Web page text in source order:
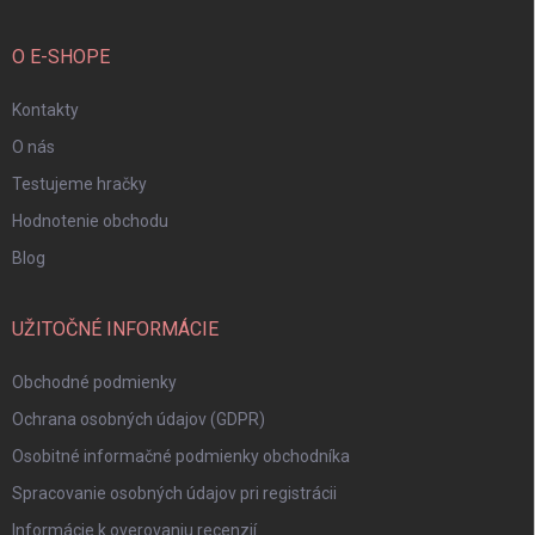
O E-SHOPE
Kontakty
O nás
Testujeme hračky
Hodnotenie obchodu
Blog
UŽITOČNÉ INFORMÁCIE
Obchodné podmienky
Ochrana osobných údajov (GDPR)
Osobitné informačné podmienky obchodníka
Spracovanie osobných údajov pri registrácii
Informácie k overovaniu recenzií